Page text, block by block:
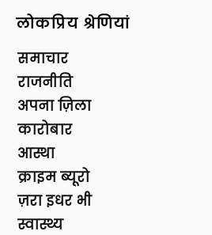
लोकप्रिय श्रेणियां
समाचार
राजनीति
अपना ज़िला
कारोबार
आस्था
क्राइम ब्यूरो
ज़रा इधर भी
स्वास्थ्य